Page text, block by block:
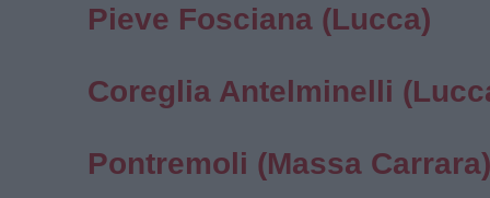
Pieve Fosciana (Lucca)
Coreglia Antelminelli
Pontremoli (Massa Carrara)